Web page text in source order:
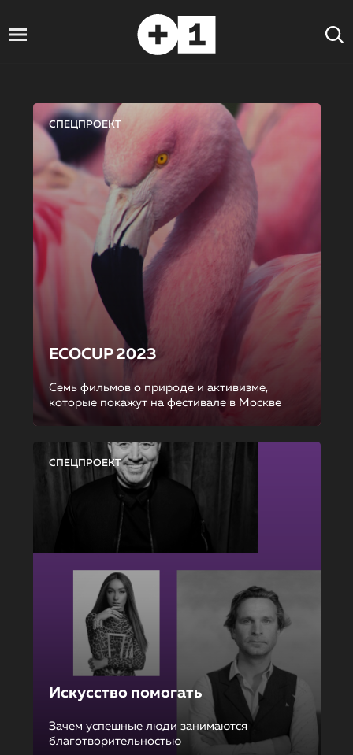
СПЕЦПРОЕКТ
ECOCUP 2023
Семь фильмов о природе и активизме,
которые покажут на фестивале в Москве
СПЕЦПРОЕКТ
Искусство помогать
Зачем успешные люди занимаются
благотворительностью